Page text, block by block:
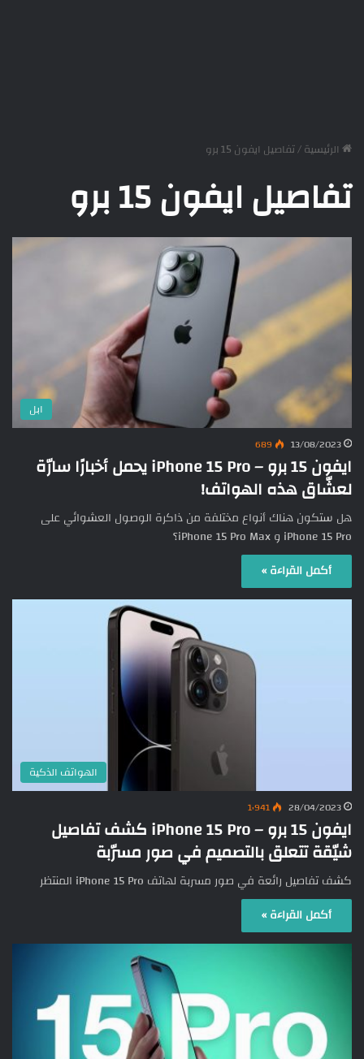
الرئيسية/تفاصيل ايفون 15 برو
تفاصيل ايفون 15 برو
ابل
13/08/2023
689
ايفون 15 برو – iPhone 15 Pro يحمل أخبارًا سارّة
لعشّاق هذه الهواتف!
هل ستكون هناك أنواع مختلفة من ذاكرة الوصول العشوائي على
iPhone 15 Pro و iPhone 15 Pro Max؟
أكمل القراءة »
الهواتف الذكية
28/04/2023 1٬941
ايفون 15 برو – iPhone 15 Pro كشف تفاصيل
شيّقة تتعلق بالتصميم في صور مسرّبة
كشف تفاصيل رائعة في صور مسربة لهاتف iPhone 15 Pro المنتظر
أكمل القراءة »